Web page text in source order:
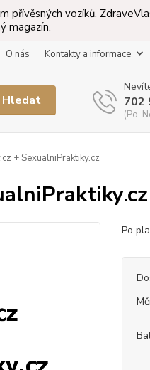
vozíků.
magazín.
O nás Kontakty a informace
Hledat 702
(Po-
+ SexualniPraktiky.cz
Po